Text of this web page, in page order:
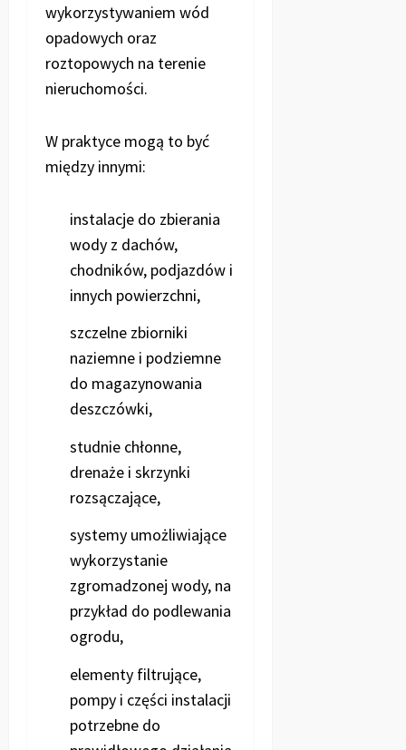
wykorzystywaniem wód
opadowych oraz
roztopowych na terenie
nieruchomości.
W praktyce mogą to być
między innymi:
instalacje do zbierania
wody z dachów,
chodników, podjazdów i
innych powierzchni,
szczelne zbiorniki
naziemne i podziemne
do magazynowania
deszczówki,
studnie chłonne,
drenaże i skrzynki
rozsączające,
systemy umożliwiające
wykorzystanie
zgromadzonej wody, na
przykład do podlewania
ogrodu,
elementy filtrujące,
pompy i części instalacji
potrzebne do